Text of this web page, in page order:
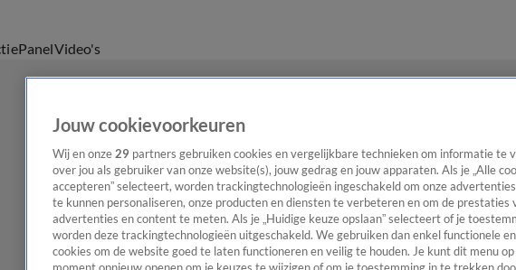
PanelVideo's
Jouw cookievoorkeuren
Wij en onze 29 partners gebruiken cookies en vergelijkbare technieken om informatie te
over jou als gebruiker van onze website(s), jouw gedrag en jouw apparaten. Als je „Alle
accepteren” selecteert, worden trackingtechnologieën ingeschakeld om onze
te kunnen personaliseren, onze producten en diensten te verbeteren en om de prestaties
advertenties en content te meten. Als je „Huidige keuze opslaan” selecteert of je
worden deze trackingtechnologieën uitgeschakeld. We gebruiken dan enkel functionele
cookies om de website goed te laten functioneren en veilig te houden. Je kunt dit menu